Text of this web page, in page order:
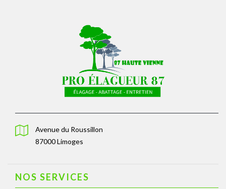
Avenue du Roussillon
87000 Limoges
NOS SERVICES